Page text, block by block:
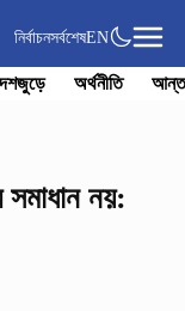
নির্বাচনসর্বশেষEN
অর্থনীতি
সমাধান নয়: